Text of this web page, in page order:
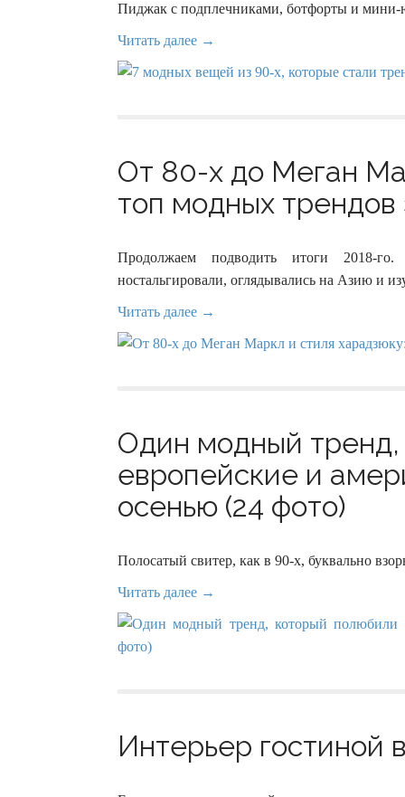
Пиджак с подплечниками, ботфорты и мини-
Читать далее →
От 80-х до Меган
топ модных трендов
Продолжаем подводить итоги 2018-
ностальгировали, оглядывались на Азию и
Читать далее →
Один модный
европейские и
осенью (24 фото)
Полосатый свитер, как в 90-х, буквально
Читать далее →
Интерьер гостиной